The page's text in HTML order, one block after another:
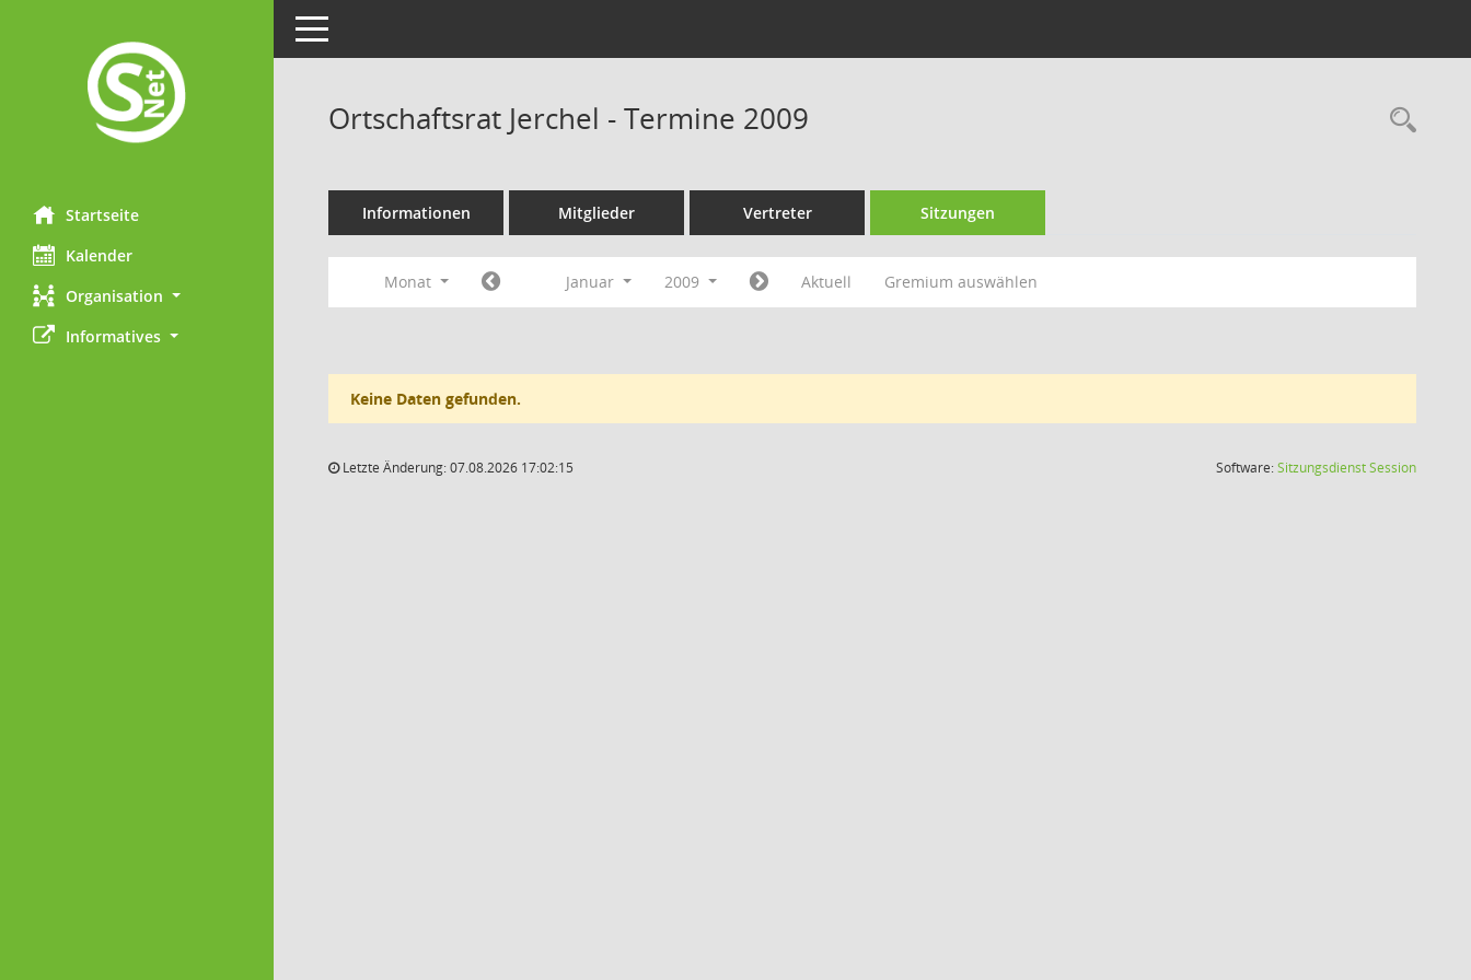
Startseite
Kalender
Organisation
Informatives
Toggle navigation
Ortschaftsrat Jerchel - Termine 2009
Informationen Mitglieder Vertreter Sitzungen
Monat Januar 2009 Aktuell Gremium auswählen
Keine Daten gefunden.
Letzte Änderung: 07.08.2026 17:02:15 Software:SitzungsdienstSession(Wird in